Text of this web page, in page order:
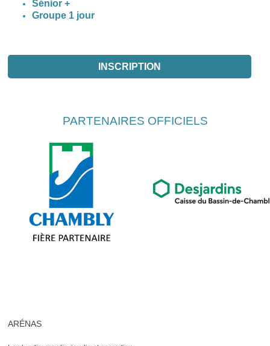
Sénior +
Groupe 1 jour
INSCRIPTION
PARTENAIRES OFFICIELS
ARÉNAS